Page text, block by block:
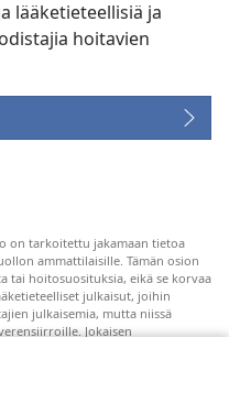
lääketieteellisiä ja
hoitavien
on tarkoitettu jakamaan tietoa
ammattilaisille. Tämän osion
tai hoitosuosituksia, eikä se korvaa
julkaisut, joihin
julkaisemia, mutta niissä
Jokaisen
kanssa ja auttaa potilasta
hänen terveydentilansa, oma